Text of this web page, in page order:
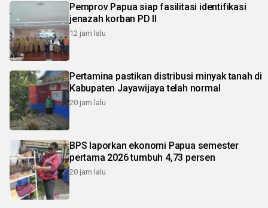
Pemprov Papua siap fasilitasi identifikasi
jenazah korban PD II
12 jam lalu
Pertamina pastikan distribusi minyak tanah di
Kabupaten Jayawijaya telah normal
20 jam lalu
BPS laporkan ekonomi Papua semester
pertama 2026 tumbuh 4,73 persen
20 jam lalu